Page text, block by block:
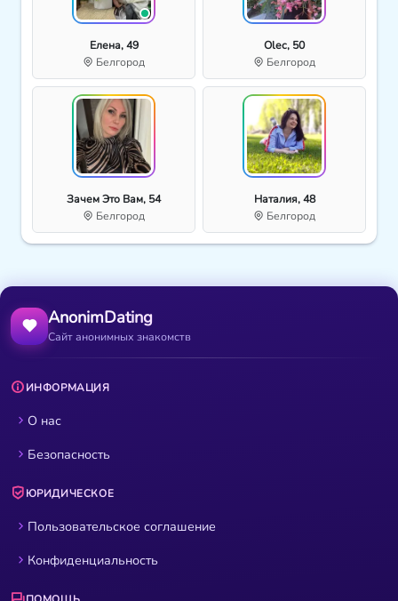
Елена, 49
Белгород
Olec, 50
Белгород
Зачем Это Вам, 54
Белгород
Наталия, 48
Белгород
AnonimDating
Сайт анонимных знакомств
ИНФОРМАЦИЯ
О нас
Безопасность
ЮРИДИЧЕСКОЕ
Пользовательское соглашение
Конфиденциальность